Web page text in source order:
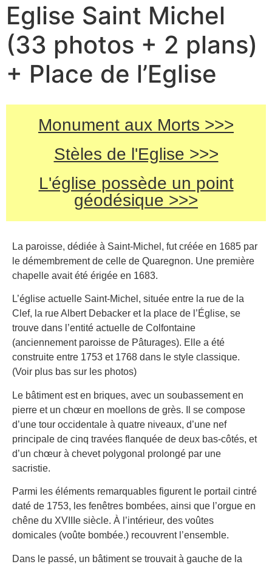
Eglise Saint Michel
(33 photos + 2 plans)
+ Place de l’Eglise
Monument aux Morts >>>
Stèles de l'Eglise >>>
L'église possède un point
géodésique >>>
La paroisse, dédiée à Saint-Michel, fut créée en 1685 par
le démembrement de celle de Quaregnon. Une première
chapelle avait été érigée en 1683.
L’église actuelle Saint-Michel, située entre la rue de la
Clef, la rue Albert Debacker et la place de l’Église, se
trouve dans l’entité actuelle de Colfontaine
(anciennement paroisse de Pâturages). Elle a été
construite entre 1753 et 1768 dans le style classique.
(Voir plus bas sur les photos)
Le bâtiment est en briques, avec un soubassement en
pierre et un chœur en moellons de grès. Il se compose
d’une tour occidentale à quatre niveaux, d’une nef
principale de cinq travées flanquée de deux bas-côtés, et
d’un chœur à chevet polygonal prolongé par une
sacristie.
Parmi les éléments remarquables figurent le portail cintré
daté de 1753, les fenêtres bombées, ainsi que l’orgue en
chêne du XVIIIe siècle. À l’intérieur, des voûtes
domicales (voûte bombée.) recouvrent l’ensemble.
Dans le passé, un bâtiment se trouvait à gauche de la